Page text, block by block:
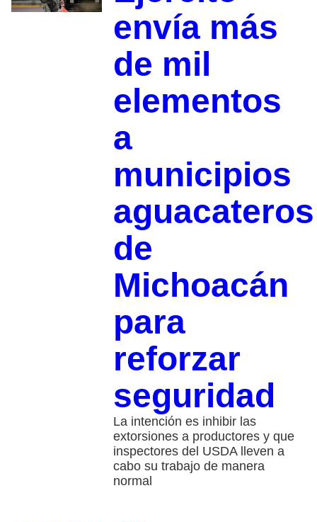
envía más
de mil
elementos
a
municipios
aguacateros
de
Michoacán
para
reforzar
seguridad
La intención es inhibir las
extorsiones a productores y que
inspectores del USDA lleven a
cabo su trabajo de manera
normal